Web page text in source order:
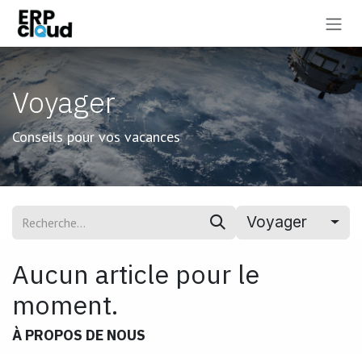
Se rendre au contenu
Voyager
Conseils pour vos vacances
Voyager
Aucun article pour le
moment.
À PROPOS DE NOUS